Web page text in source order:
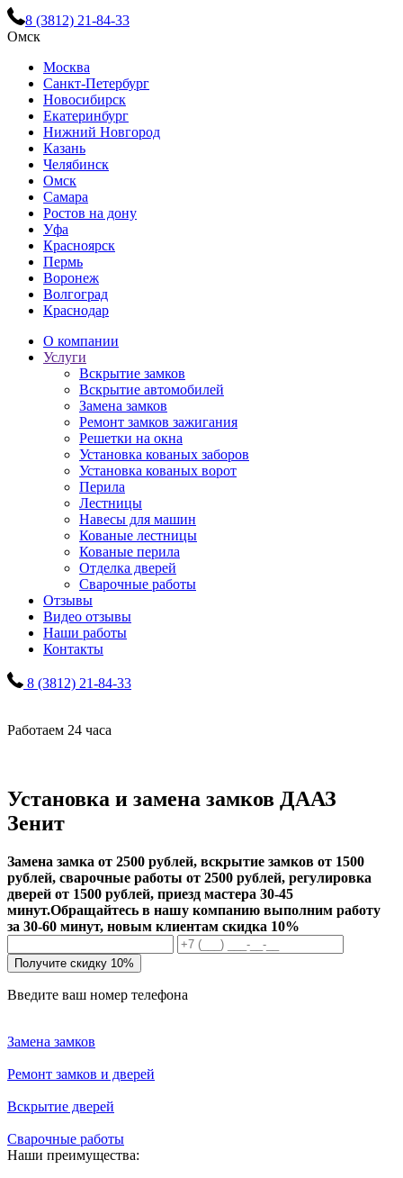
8 (3812) 21-84-33
Омск
Москва
Санкт-Петербург
Новосибирск
Екатеринбург
Нижний Новгород
Казань
Челябинск
Омск
Самара
Ростов на дону
Уфа
Красноярск
Пермь
Воронеж
Волгоград
Краснодар
О компании
Услуги
Вскрытие замков
Вскрытие автомобилей
Замена замков
Ремонт замков зажигания
Решетки на окна
Установка кованых заборов
Установка кованых ворот
Перила
Лестницы
Навесы для машин
Кованые лестницы
Кованые перила
Отделка дверей
Сварочные работы
Отзывы
Видео отзывы
Наши работы
Контакты
8 (3812) 21-84-33
Работаем 24 часа
Установка и замена замков ДААЗ
Зенит
Замена замка от 2500 рублей, вскрытие замков от 1500
рублей, сварочные работы от 2500 рублей, регулировка
дверей от 1500 рублей, приезд мастера 30-45
минут.Обращайтесь в нашу компанию выполним работу
за 30-60 минут, новым клиентам скидка 10%
Получите скидку 10%
Введите ваш номер телефона
Замена замков
Ремонт замков и дверей
Вскрытие дверей
Сварочные работы
Наши преимущества: